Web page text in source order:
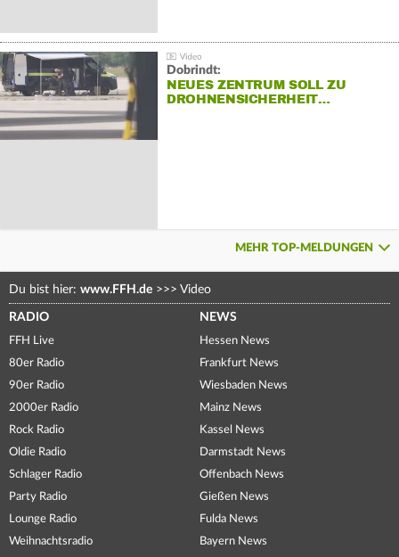
Dobrindt:
NEUES ZENTRUM SOLL ZU
DROHNENSICHERHEIT…
MEHR TOP-MELDUNGEN
Du bist hier: www.FFH.de >>> Video
RADIO
FFH Live
80er Radio
90er Radio
2000er Radio
Rock Radio
Oldie Radio
Schlager Radio
Party Radio
Lounge Radio
Weihnachtsradio
NEWS
Hessen News
Frankfurt News
Wiesbaden News
Mainz News
Kassel News
Darmstadt News
Offenbach News
Gießen News
Fulda News
Bayern News